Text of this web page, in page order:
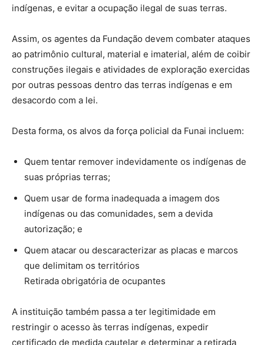
indígenas, e evitar a ocupação ilegal de suas terras.
Assim, os agentes da Fundação devem combater ataques
ao patrimônio cultural, material e imaterial, além de coibir
construções ilegais e atividades de exploração exercidas
por outras pessoas dentro das terras indígenas e em
desacordo com a lei.
Desta forma, os alvos da força policial da Funai incluem:
Quem tentar remover indevidamente os indígenas de
suas próprias terras;
Quem usar de forma inadequada a imagem dos
indígenas ou das comunidades, sem a devida
autorização; e
Quem atacar ou descaracterizar as placas e marcos
que delimitam os territórios
Retirada obrigatória de ocupantes
A instituição também passa a ter legitimidade em
restringir o acesso às terras indígenas, expedir
certificado de medida cautelar e determinar a retirada